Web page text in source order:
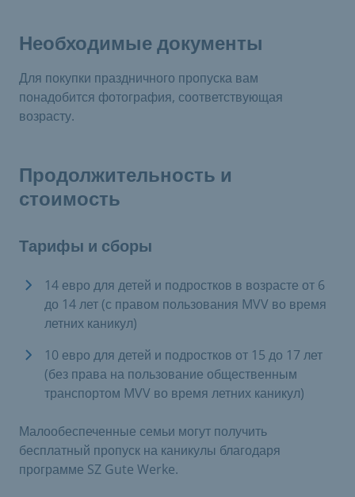
Необходимые документы
Для покупки праздничного пропуска вам
понадобится фотография, соответствующая
возрасту.
Продолжительность и
стоимость
Тарифы и сборы
14 евро для детей и подростков в возрасте от 6
до 14 лет (с правом пользования MVV во время
летних каникул)
10 евро для детей и подростков от 15 до 17 лет
(без права на пользование общественным
транспортом MVV во время летних каникул)
Малообеспеченные семьи могут получить
бесплатный пропуск на каникулы благодаря
программе SZ Gute Werke.